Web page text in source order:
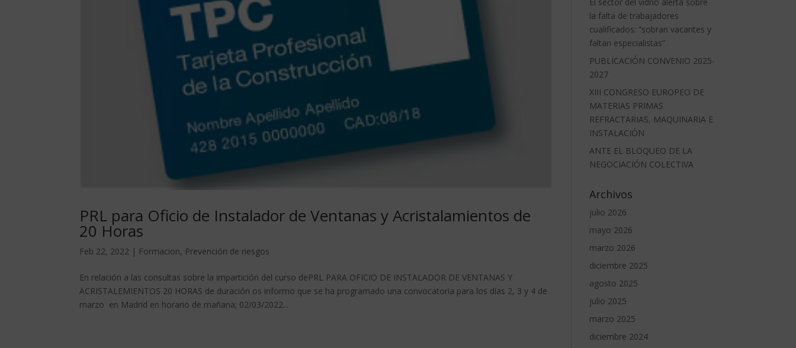
PRL para Oficio de Instalador de Ventanas y Acristalamientos de
20 Horas
Feb 22, 2022 | Formacion, Prevención de riesgos
En relación a las consultas sobre la impartición del curso dePRL PARA OFICIO DE INSTALADOR DE VENTANAS Y
ACRISTALEMIENTOS 20 HORAS de duración os informo que se ha programado una convocatoria para los días 2, 3 y 4 de
marzo en Madrid en horario de mañana; 02/03/2022...
la falta de trabajadores
cualificados: “sobran vacantes y
faltan especialistas”
PUBLICACIÓN CONVENIO 2025-
2027
XIII CONGRESO EUROPEO DE
MATERIAS PRIMAS
REFRACTARIAS, MAQUINARIA E
INSTALACIÓN
ANTE EL BLOQUEO DE LA
NEGOCIACIÓN COLECTIVA
Archivos
julio 2026
mayo 2026
marzo 2026
diciembre 2025
agosto 2025
julio 2025
marzo 2025
diciembre 2024